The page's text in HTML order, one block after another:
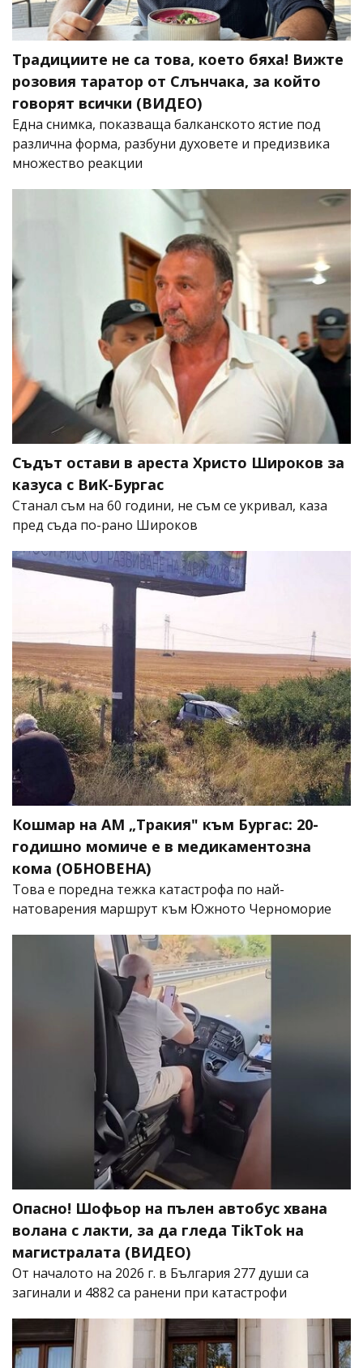
Традициите не са това, което бяха! Вижте
розовия таратор от Слънчака, за който
говорят всички (ВИДЕО)
Една снимка, показваща балканското ястие под
различна форма, разбуни духовете и предизвика
множество реакции
Съдът остави в ареста Христо Широков за
казуса с ВиК-Бургас
Станал съм на 60 години, не съм се укривал, каза
пред съда по-рано Широков
Кошмар на АМ „Тракия" към Бургас: 20-
годишно момиче е в медикаментозна
кома (ОБНОВЕНА)
Това е поредна тежка катастрофа по най-
натоварения маршрут към Южното Черноморие
Опасно! Шофьор на пълен автобус хвана
волана с лакти, за да гледа TikTok на
магистралата (ВИДЕО)
От началото на 2026 г. в България 277 души са
загинали и 4882 са ранени при катастрофи